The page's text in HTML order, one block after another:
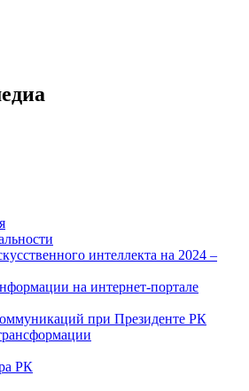
интеллекта на 2024 –
на интернет-портале
при Президенте РК
РК